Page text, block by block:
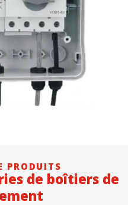
PRODUITS
de boîtiers de